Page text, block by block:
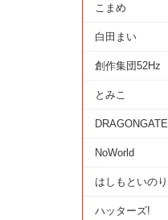
こまめ
白田まい
創作集団52Hz
とみこ
DRAGONGATE
NoWorld
はしもといのり
ハッターズ!